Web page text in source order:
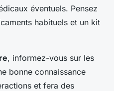
éventuels. Pensez
habituels et un kit
, informez-vous sur les
bonne connaissance
et fera des